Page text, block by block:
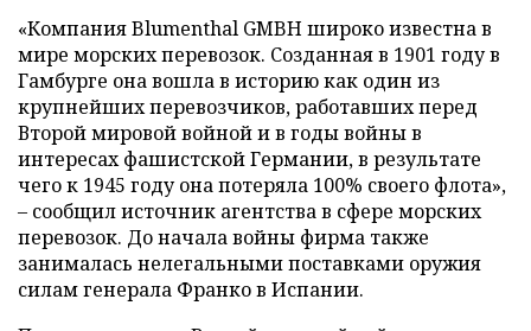
«Компания Blumenthal GMBH широко известна в
мире морских перевозок. Созданная в 1901 году в
Гамбурге она вошла в историю как один из
крупнейших перевозчиков, работавших перед
Второй мировой войной и в годы войны в
интересах фашистской Германии, в результате
чего к 1945 году она потеряла 100% своего флота»,
– сообщил источник агентства в сфере морских
перевозок. До начала войны фирма также
занималась нелегальными поставками оружия
силам генерала Франко в Испании.